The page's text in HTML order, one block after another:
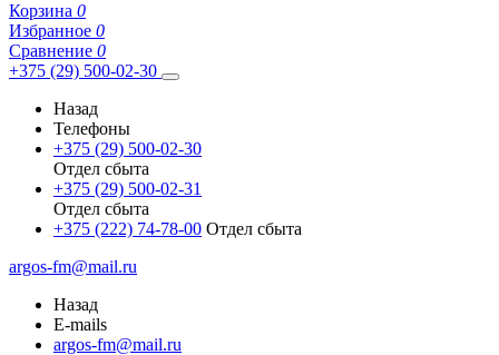
Корзина 0
Избранное 0
Сравнение 0
+375 (29) 500-02-30
Назад
Телефоны
+375 (29) 500-02-30
Отдел сбыта
+375 (29) 500-02-31
Отдел сбыта
+375 (222) 74-78-00 Отдел сбыта
argos-fm@mail.ru
Назад
E-mails
argos-fm@mail.ru